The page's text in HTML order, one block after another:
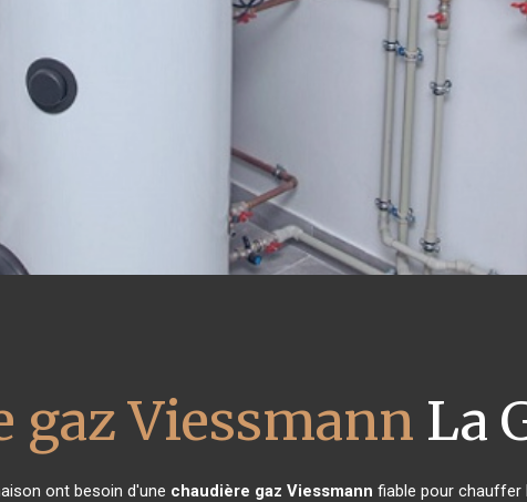
gaz Viessmann La
ont besoin d'une chaudière gaz Viessmann fiable pour chauffer